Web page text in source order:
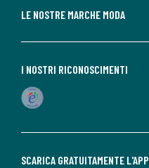
LE NOSTRE MARCHE MODA
SCARICA GRATUITAMENTE L'APP
I NOSTRI RICONOSCIMENTI